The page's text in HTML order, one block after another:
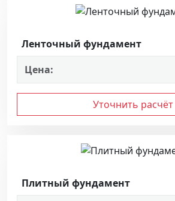
Ленточный фундамент
Цена:
Уточнить расчёт
Плитный фундамент